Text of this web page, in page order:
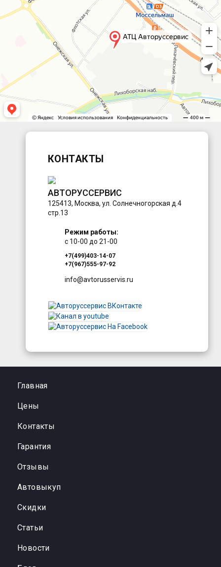
КОНТАКТЫ
АВТОРУССЕРВИС
125413, Москва, ул. Солнечногорская д.4
стр.13
Режим работы:
с 10-00 до 21-00
+7(499)403-14-07
+7(967)555-97-92
info@avtorusservis.ru
Главная
Цены
Контакты
Гарантия
Отзывы
Автовыкуп
Cкидки
Статьи
Новости